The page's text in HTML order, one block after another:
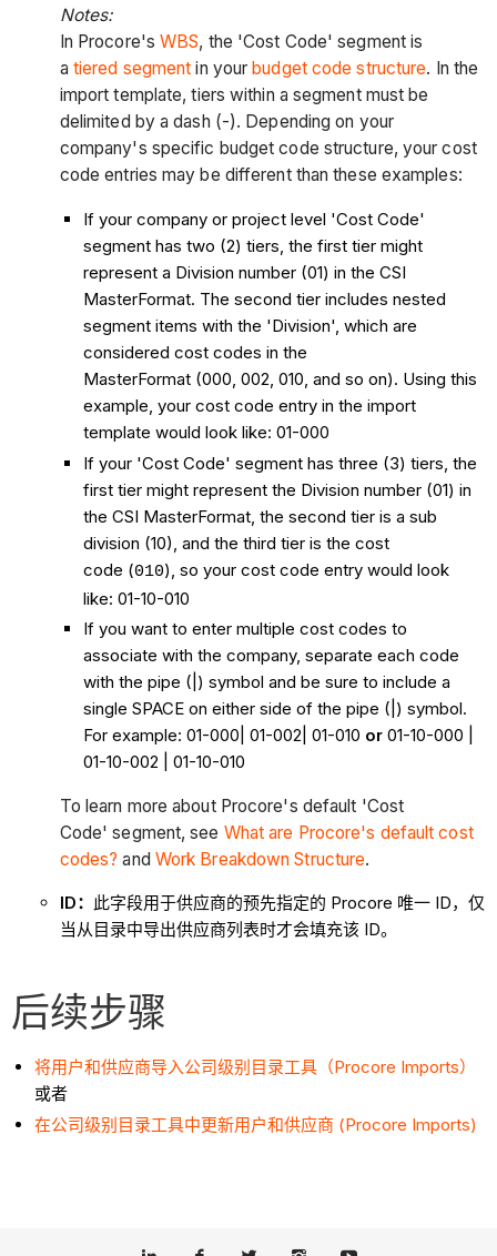
Notes:
In Procore'sWBS, the 'Cost Code' segment is
a tiered segment in your budget code structure. In the
import template, tiers within a segment must be
delimited by a dash (-). Depending on your
company's specific budget code structure, your cost
code entries may be different than these examples:
If your company or project level 'Cost Code'
segment has two (2) tiers, the first tier might
represent a Division number (01) in the CSI
MasterFormat. The second tier includes nested
segment items with the 'Division', which are
considered cost codes in the
MasterFormat (000, 002, 010, and so on). Using this
example, your cost code entry in the import
template would look like: 01-000
If your 'Cost Code' segment has three (3) tiers, the
first tier might represent the Division number (01) in
the CSI MasterFormat, the second tier is a sub
division (10), and the third tier is the cost
code (010), so your cost code entry would look
like: 01-10-010
If you want to enter multiple cost codes to
associate with the company, separate each code
with the pipe (|) symbol and be sure to include a
single SPACE on either side of the pipe (|) symbol.
For example: 01-000| 01-002| 01-010 or01-10-000 |
01-10-002 | 01-10-010
To learn more about Procore's default 'Cost
Code' segment, see What are Procore's default cost
codes? and Work Breakdown Structure.
ID： 此字段用于供应商的预先指定的 Procore 唯一 ID，仅
当从目录中导出供应商列表时才会填充该 ID。
后续步骤
将用户和供应商导入公司级别目录工具（Procore Imports）
或者
在公司级别目录工具中更新用户和供应商 (Procore Imports)